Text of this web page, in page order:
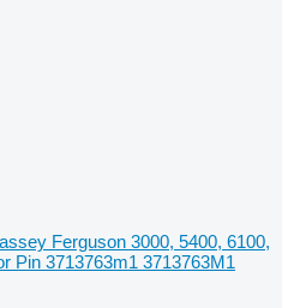
Ferguson 3000, 5400, 6100,
Pin 3713763m1 3713763M1